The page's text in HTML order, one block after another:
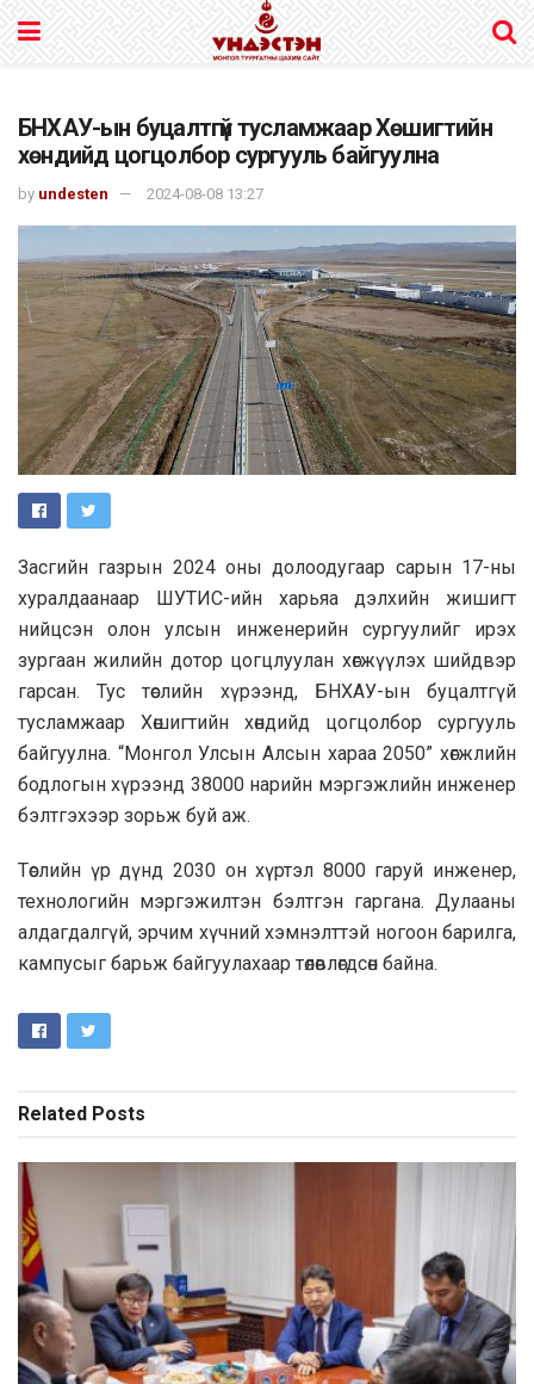
БНХАУ-ын буцалтгүй тусламжаар Хөшигтийн
хөндийд цогцолбор сургууль байгуулна
by undesten 2024-08-08 13:27
Засгийн газрын 2024 оны долоодугаар сарын 17-ны
хуралдаанаар ШУТИС-ийн харьяа дэлхийн жишигт
нийцсэн олон улсын инженерийн сургуулийг ирэх
зургаан жилийн дотор цогцлуулан хөгжүүлэх шийдвэр
гарсан. Тус төслийн хүрээнд, БНХАУ-ын буцалтгүй
тусламжаар Хөшигтийн хөндийд цогцолбор сургууль
байгуулна. “Монгол Улсын Алсын хараа 2050” хөгжлийн
бодлогын хүрээнд 38000 нарийн мэргэжлийн инженер
бэлтгэхээр зорьж буй аж.
Төслийн үр дүнд 2030 он хүртэл 8000 гаруй инженер,
технологийн мэргэжилтэн бэлтгэн гаргана. Дулааны
алдагдалгүй, эрчим хүчний хэмнэлттэй ногоон барилга,
кампусыг барьж байгуулахаар төлөвлөгдсөн байна.
Related Posts